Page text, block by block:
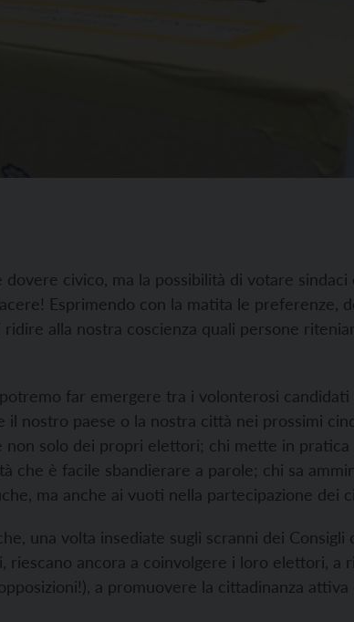
civico, ma la possibilità di votare sindaci
Esprimendo con la matita le preferenze,
alla nostra coscienza quali persone
far emergere tra i volonterosi
nostro paese o la nostra città nei prossimi
non solo dei propri elettori; chi mette in
che è facile sbandierare a parole; chi sa
ma anche ai vuoti nella partecipazione dei
una volta insediate sugli scranni dei Consigli
riescano ancora a coinvolgere i loro elettori, a
a promuovere la cittadinanza